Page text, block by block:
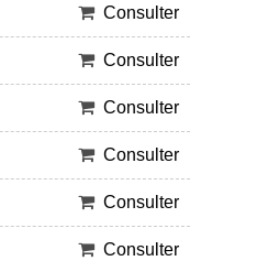
Consulter
Consulter
Consulter
Consulter
Consulter
Consulter